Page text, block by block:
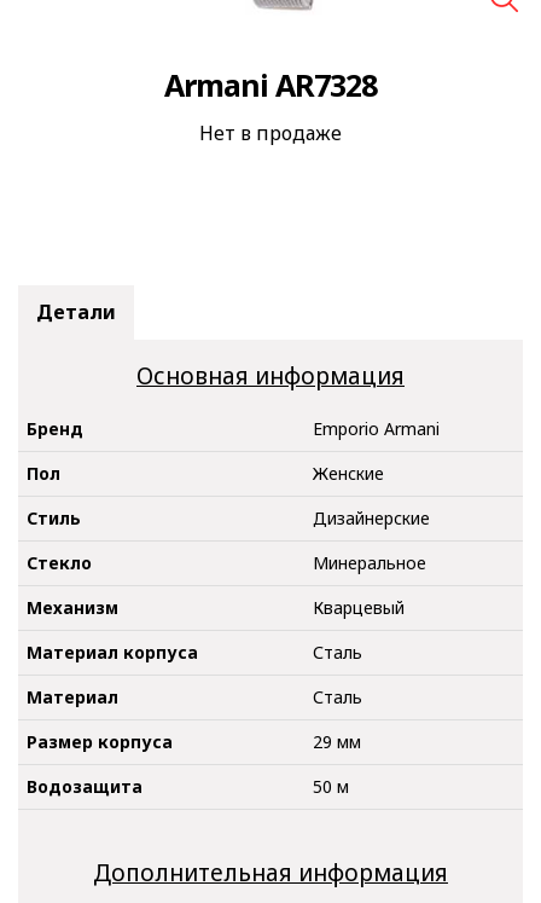
Armani AR7328
Нет в продаже
Детали
Основная информация
Бренд
Emporio Armani
Пол
Женские
Стиль
Дизайнерские
Стекло
Минеральное
Механизм
Кварцевый
Материал корпуса
Сталь
Материал
Сталь
Размер корпуса
29 мм
Водозащита
50 м
Дополнительная информация